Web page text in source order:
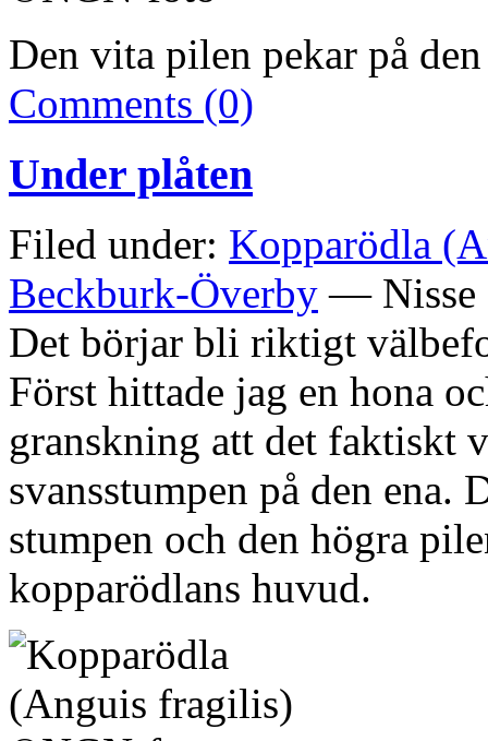
Den vita pilen pekar på
Comments (0)
Under plåten
Filed under: Kopparödla
Beckburk-Överby — Nisse
Det börjar bli riktigt
Först hittade jag en hona
granskning att det faktiskt
svansstumpen på den ena.
stumpen och den högra
kopparödlans huvud.